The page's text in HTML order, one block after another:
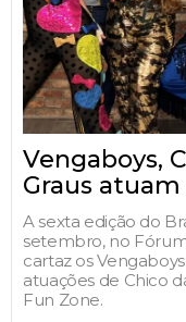
Vengaboys,
Graus
A sexta edição do
setembro, no
cartaz os
atuações de Chico
Fun Zone.